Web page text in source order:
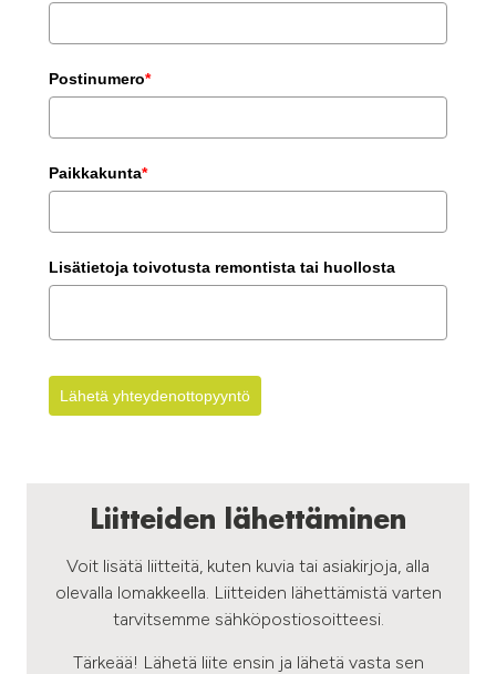
Postinumero*
Paikkakunta*
Lisätietoja toivotusta remontista tai huollosta
Lähetä yhteydenottopyyntö
Liitteiden lähettäminen
Voit lisätä liitteitä, kuten kuvia tai asiakirjoja, alla
olevalla lomakkeella. Liitteiden lähettämistä varten
tarvitsemme sähköpostiosoitteesi.
Tärkeää! Lähetä liite ensin ja lähetä vasta sen